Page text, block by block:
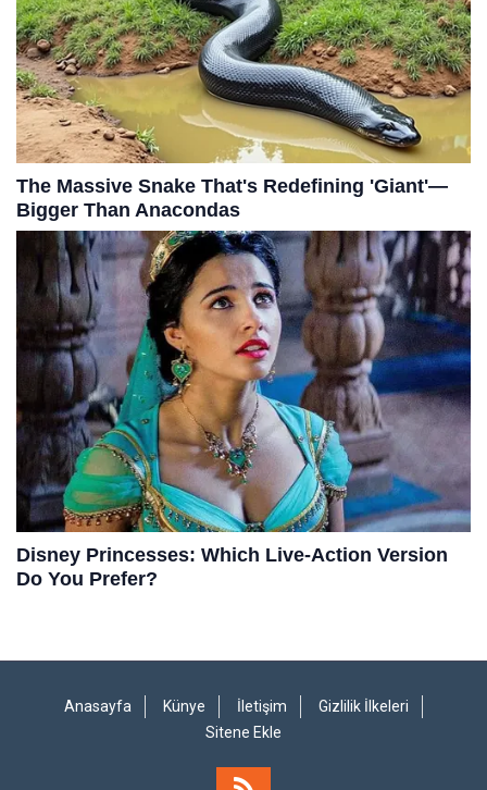
Anasayfa Künye İletişim
Gizlilik İlkeleri
Sitene Ekle